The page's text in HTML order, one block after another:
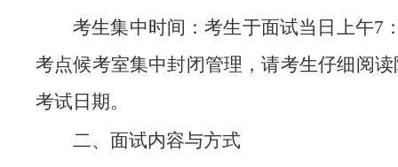
考生集中时间：考生于面试当日上午7
考点候考室集中封闭管理，请考生仔细阅
考试日期。
二、面试内容与方式